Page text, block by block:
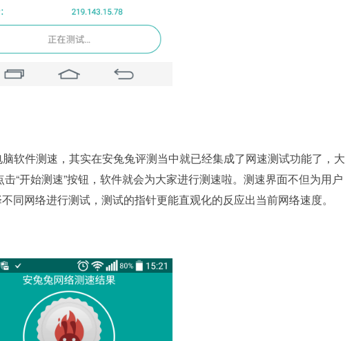
软件测速，其实在安兔兔评测当中就已经集成了网速测试功能了，大
“开始测速”按钮，软件就会为大家进行测速啦。测速界面不但为用户
同网络进行测试，测试的指针更能直观化的反应出当前网络速度。